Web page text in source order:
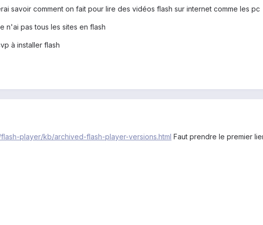
savoir comment on fait pour lire des vidéos flash sur internet comme les pc
n'ai pas tous les sites en flash
à installer flash
player/kb/archived-flash-player-versions.html Faut prendre le premier